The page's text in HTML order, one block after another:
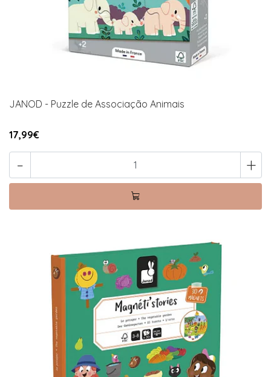
JANOD - Puzzle de Associação Animais
17,99€
- +